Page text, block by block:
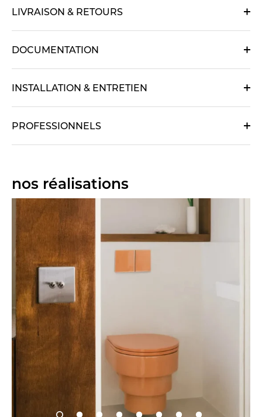
LIVRAISON & RETOURS
DOCUMENTATION
INSTALLATION & ENTRETIEN
PROFESSIONNELS
nos réalisations